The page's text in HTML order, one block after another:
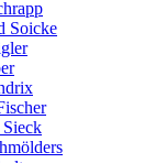
Soicke
Sieck